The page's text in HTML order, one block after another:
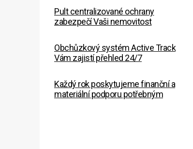
Pult centralizované ochrany
zabezpečí Vaši nemovitost
Obchůzkový systém Active Track
Vám zajistí přehled 24/7
Každý rok poskytujeme finanční a
materiální podporu potřebným